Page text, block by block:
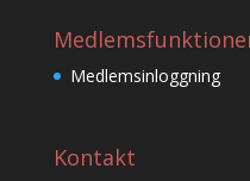
Medlemsinloggning
Kontakt